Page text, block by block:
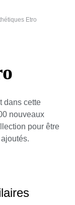
Etro
dans cette
nouveaux
pour être